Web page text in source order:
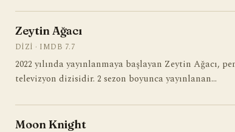
Zeytin Ağacı
DIZI · IMDB 7.7
2022 yılında yayınlanmaya başlayan Zeytin Ağacı,
televizyon dizisidir. 2 sezon boyunca yayınlanan…
Moon Knight